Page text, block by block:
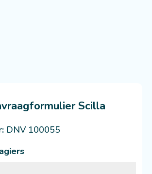
Scilla
DNV 100055